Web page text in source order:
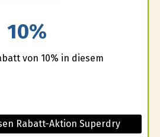
10%
von 10% in diesem
Rabatt-Aktion Superdry